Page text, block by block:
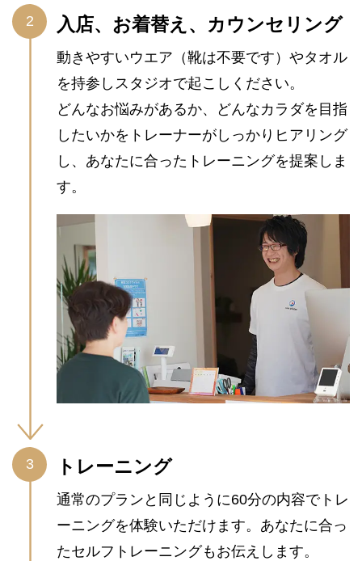
入店、お着替え、カウンセリング
動きやすいウエア（靴は不要です）やタオル
を持参しスタジオで起こしください。
どんなお悩みがあるか、どんなカラダを目指
したいかをトレーナーがしっかりヒアリング
し、あなたに合ったトレーニングを提案しま
す。
トレーニング
通常のプランと同じように60分の内容でトレ
ーニングを体験いただけます。あなたに合っ
たセルフトレーニングもお伝えします。